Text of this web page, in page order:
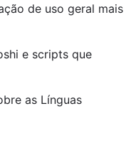
de uso geral mais
e scripts que
as Línguas